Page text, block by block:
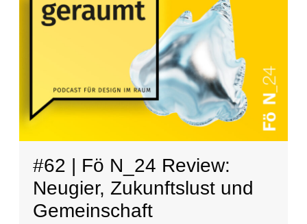
#62 | Fö N_24 Review:
Neugier, Zukunftslust und
Gemeinschaft